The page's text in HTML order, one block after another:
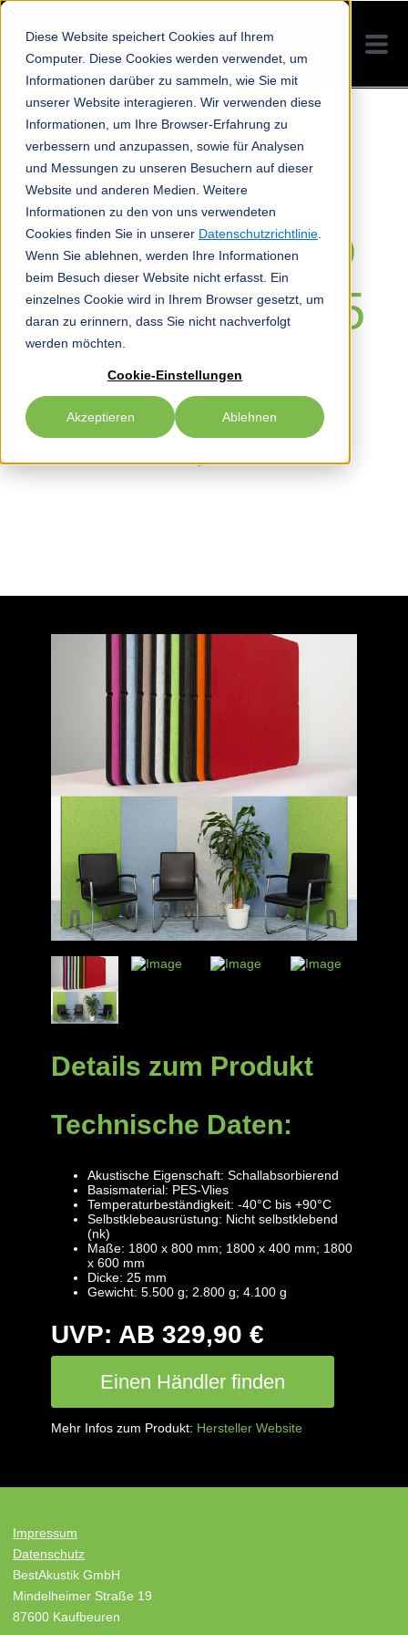
Diese Website speichert Cookies auf Ihrem
Computer. Diese Cookies werden verwendet, um
Informationen darüber zu sammeln, wie Sie mit
unserer Website interagieren. Wir verwenden diese
Informationen, um Ihre Browser-Erfahrung zu
verbessern und anzupassen, sowie für Analysen
und Messungen zu unseren Besuchern auf dieser
Website und anderen Medien. Weitere
Informationen zu den von uns verwendeten
Cookies finden Sie in unserer Datenschutzrichtlinie
Wenn Sie ablehnen, werden Ihre Informationen
beim Besuch dieser Website nicht erfasst. Ein
einzelnes Cookie wird in Ihrem Browser gesetzt, um
daran zu erinnern, dass Sie nicht nachverfolgt
werden möchten.
Cookie-Einstellungen
Akzeptieren Ablehnen
SONI
STELLWAND
1800X600X25
ANTHRAZIT
Details zum Produkt
Technische Daten:
Akustische Eigenschaft: Schallabsorbierend
Basismaterial: PES-Vlies
Temperaturbeständigkeit: -40°C bis +90°C
Selbstklebeausrüstung: Nicht selbstklebend
(nk)
Maße: 1800 x 800 mm; 1800 x 400 mm; 1800
x 600 mm
Dicke: 25 mm
Gewicht: 5.500 g; 2.800 g; 4.100 g
UVP: AB 329,90 €
Einen Händler finden
Mehr Infos zum Produkt: Hersteller Website
Impressum
Datenschutz
BestAkustik GmbH
Mindelheimer Straße 19
87600 Kaufbeuren